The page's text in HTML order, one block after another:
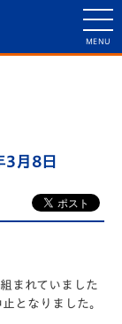
3月8日
まれていました
となりました。